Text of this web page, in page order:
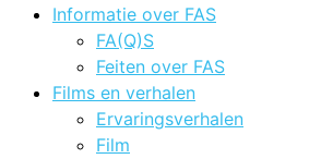
Informatie over FAS
FA(Q)S
Feiten over FAS
Films en verhalen
Ervaringsverhalen
Film